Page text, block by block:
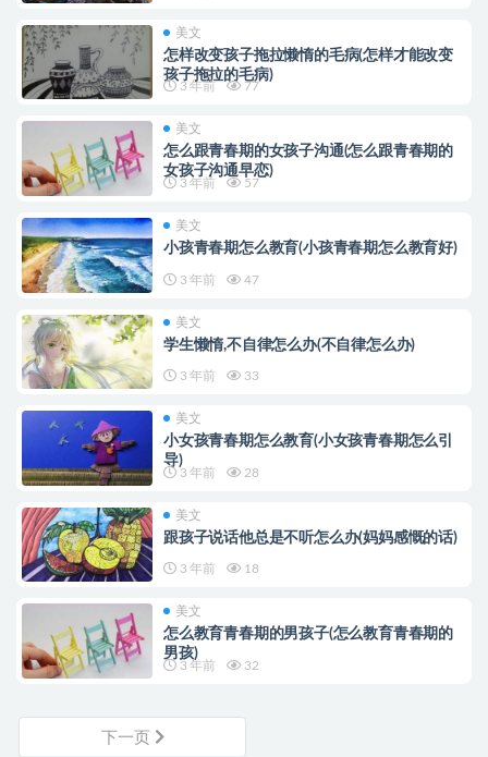
美文
怎样改变孩子拖拉懒惰的毛病(怎样才能改变
孩子拖拉的毛病)
3 年前 77
美文
怎么跟青春期的女孩子沟通(怎么跟青春期的
女孩子沟通早恋)
3 年前 57
美文
小孩青春期怎么教育(小孩青春期怎么教育好)
3 年前 47
美文
学生懒惰,不自律怎么办(不自律怎么办)
3 年前 33
美文
小女孩青春期怎么教育(小女孩青春期怎么引
导)
3 年前 28
美文
跟孩子说话他总是不听怎么办(妈妈感慨的话)
3 年前 18
美文
怎么教育青春期的男孩子(怎么教育青春期的
男孩)
3 年前 32
下一页